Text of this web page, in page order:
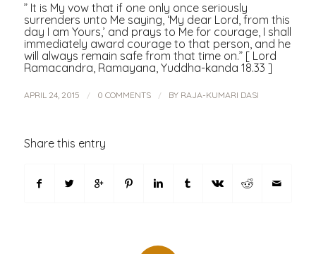
” It is My vow that if one only once seriously
surrenders unto Me saying, ‘My dear Lord, from this
day I am Yours,’ and prays to Me for courage, I shall
immediately award courage to that person, and he
will always remain safe from that time on.” [ Lord
Ramacandra, Ramayana, Yuddha-kanda 18.33 ]
APRIL 24, 2015 / 0 COMMENTS / BY RAJA-KUMARI DASI
Share this entry